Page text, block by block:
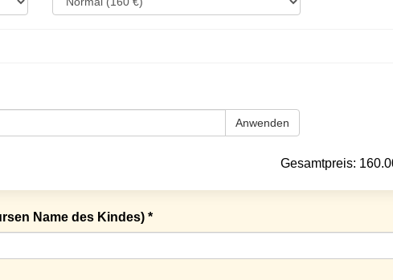
Anwenden
Gesamtpreis:
Name des Kindes) *